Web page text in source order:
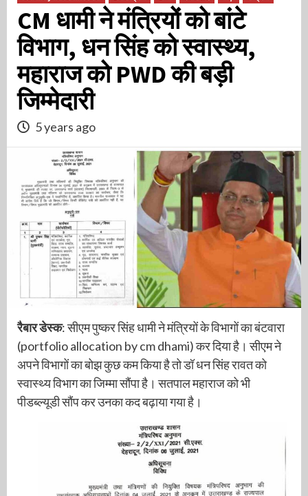
CM धामी ने मंत्रियों को बांटे
विभाग, धन सिंह को स्वास्थ्य,
महाराज को PWD की बड़ी
जिम्मेदारी
5 years ago
रैबार डेस्क: सीएम पुष्कर सिंह धामी ने मंत्रियों के विभागों का बंटवारा
(portfolio allocation by cm dhami) कर दिया है। सीएम ने
अपने विभागों का बोझ कुछ कम किया है तो डॉ धन सिंह रावत को
स्वास्थ्य विभाग का जिम्मा सौंपा है। सतपाल महाराज को भी
पीडब्ल्यूडी सौंप कर उनका कद बढ़ाया गया है।